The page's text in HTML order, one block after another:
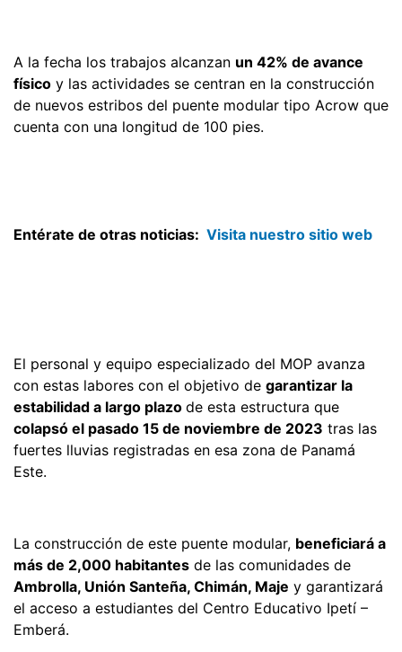
A la fecha los trabajos alcanzan un 42% de avance
físico y las actividades se centran en la construcción
de nuevos estribos del puente modular tipo Acrow que
cuenta con una longitud de 100 pies.
Entérate de otras noticias: Visita nuestro sitio web
El personal y equipo especializado del MOP avanza
con estas labores con el objetivo de garantizar la
estabilidad a largo plazo de esta estructura que
colapsó el pasado 15 de noviembre de 2023 tras las
fuertes lluvias registradas en esa zona de Panamá
Este.
La construcción de este puente modular, beneficiará a
más de 2,000 habitantes de las comunidades de
Ambrolla, Unión Santeña, Chimán, Maje y garantizará
el acceso a estudiantes del Centro Educativo Ipetí –
Emberá.